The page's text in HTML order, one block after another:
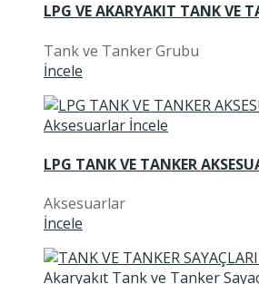
LPG VE AKARYAKIT TANK VE
Tank ve Tanker Grubu
İncele
LPG TANK VE TANKER
Aksesuarlar
İncele